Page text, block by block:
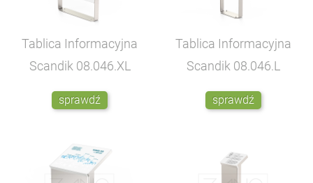
Tablica Informacyjna
Scandik 08.046.XL
sprawdź
Tablica Informacyjna
Scandik 08.046.L
sprawdź